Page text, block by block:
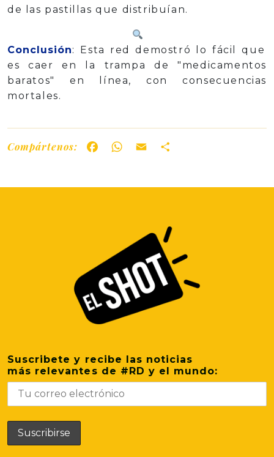
de las pastillas que distribuían.
Conclusión: Esta red demostró lo fácil que
es caer en la trampa de "medicamentos
baratos" en línea, con consecuencias
mortales.
Compártenos: FacebookWhatsApp
Email
Suscribete y recibe las noticias
más relevantes de #RD y el mundo: